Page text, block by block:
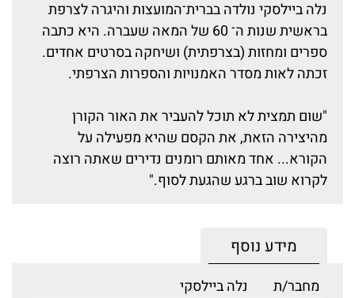
נלה ביילסקי נולדה בברית־המועצות והיגרה לצרפת
בראשית שנות ה־ 60 של המאה שעברה. היא כתבה
ספרים ומחזות (בצרפתית) ושיחקה בסרטים אחדים.
זכתה לאות מסדר האמנויות והספרות הצרפתי.
"שום תמצית לא תוכל להעביר את האור הקורן
מהיצירה הזאת, את הקסם שהיא מפעילה על
הקורא... אחד מאותם רומנים נדירים שאתה רוצה
לקרוא שוב ברגע שהגעת לסוף."
מידע נוסף
מחבר/ת
נלה ביילסקי